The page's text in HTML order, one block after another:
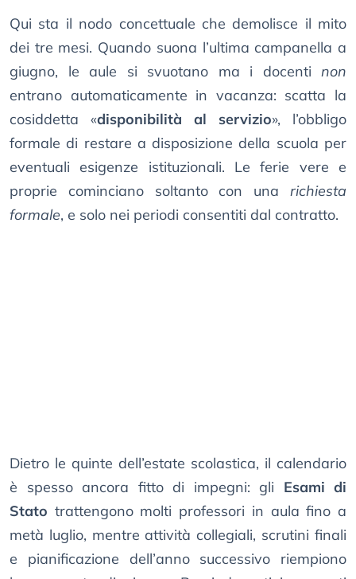
Qui sta il nodo concettuale che demolisce il mito
dei tre mesi. Quando suona l’ultima campanella a
giugno, le aule si svuotano ma i docenti non
entrano automaticamente in vacanza: scatta la
cosiddetta «disponibilità al servizio», l’obbligo
formale di restare a disposizione della scuola per
eventuali esigenze istituzionali. Le ferie vere e
proprie cominciano soltanto con una richiesta
formale, e solo nei periodi consentiti dal contratto.
Dietro le quinte dell’estate scolastica, il calendario
è spesso ancora fitto di impegni: gli Esami di
Stato trattengono molti professori in aula fino a
metà luglio, mentre attività collegiali, scrutini finali
e pianificazione dell’anno successivo riempiono